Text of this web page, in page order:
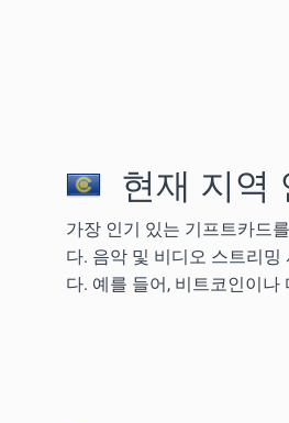
현재 지역
가장 인기 있는 기프트카드
다. 음악 및 비디오 스트리
다. 예를 들어, 비트코인이